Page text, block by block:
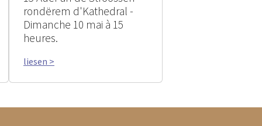
rondërem d'Kathedral -
Dimanche 10 mai à 15
heures.
liesen >